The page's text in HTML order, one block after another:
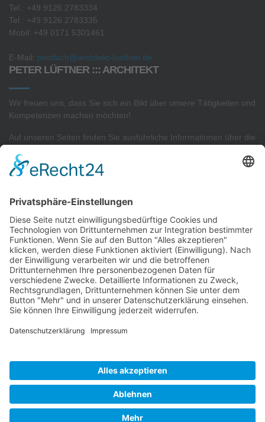
Tel.: +49 9126 2783334
Tel.: +49 9126 2783335
Mobil: +49 0171 5301461
E-Mail: postfach@architekt-lueftner.de
PETER LÜFTNER ::: ARCHITEKT
Wir freuen uns, dass Sie sich ein Bild über unsere Tätigkeiten und
Kompetenzen machen möchten!
Auf unseren Seiten finden Sie ausführliche Informationen über die
unsererSachverständigen- und Gutachtertätigkeit.
AKTUELLSTE PROJEKTE
Neubau von 2 Reihenhäusern
Neubau von 9 Reihenhäusern
Konzeptplanung eines Gewerbekomplexes
Neubau einer Betriebs- und Lagerhalle
Neubau einer Wohnanlage
Neubau einer Wohnanlage
© Peter Lüftner ::: Architekt © 2020 All rights reserved. |
ProgrammierungWEB-4 STUDIO
Impressum Datenschutz